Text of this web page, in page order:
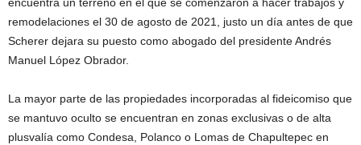
encuentra un terreno en el que se comenzaron a hacer trabajos y
remodelaciones el 30 de agosto de 2021, justo un día antes de que
Scherer dejara su puesto como abogado del presidente Andrés
Manuel López Obrador.
La mayor parte de las propiedades incorporadas al fideicomiso que
se mantuvo oculto se encuentran en zonas exclusivas o de alta
plusvalía como Condesa, Polanco o Lomas de Chapultepec en